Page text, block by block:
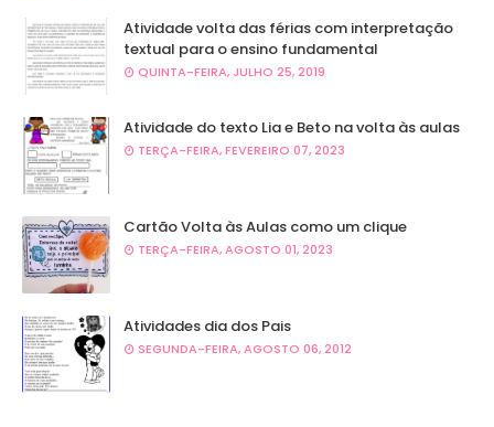
Atividade volta das férias com interpretação
textual para o ensino fundamental
QUINTA-FEIRA, JULHO 25, 2019
Atividade do texto Lia e Beto na volta às aulas
TERÇA-FEIRA, FEVEREIRO 07, 2023
Cartão Volta às Aulas como um clique
TERÇA-FEIRA, AGOSTO 01, 2023
Atividades dia dos Pais
SEGUNDA-FEIRA, AGOSTO 06, 2012